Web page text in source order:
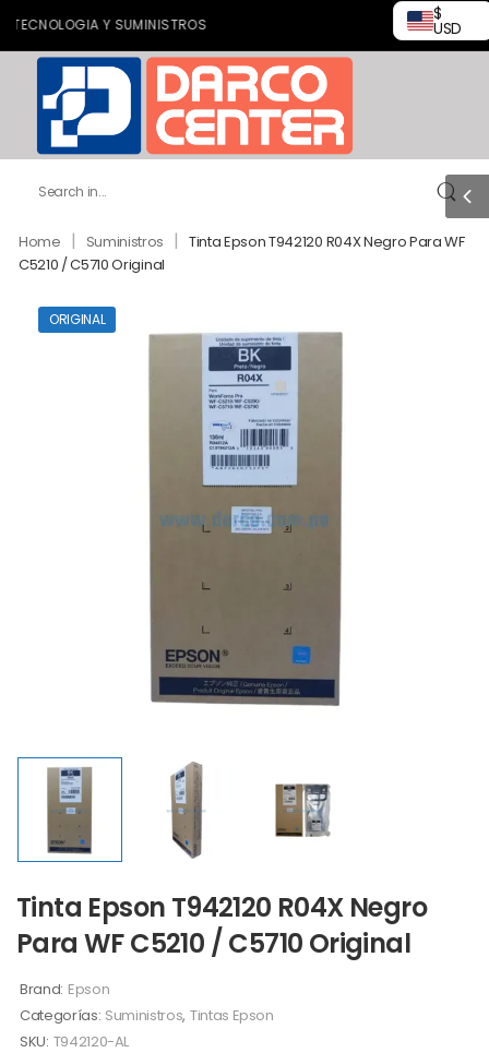
Y SUMINISTROS
$
USD
Home | Suministros | Tinta Epson T942120 R04X Negro Para WF
C5210 / C5710 Original
ORIGINAL
Tinta Epson T942120 R04X Negro
Para WF C5210 / C5710 Original
Brand: Epson
Categorías: Suministros, Tintas Epson
SKU: T942120-AL